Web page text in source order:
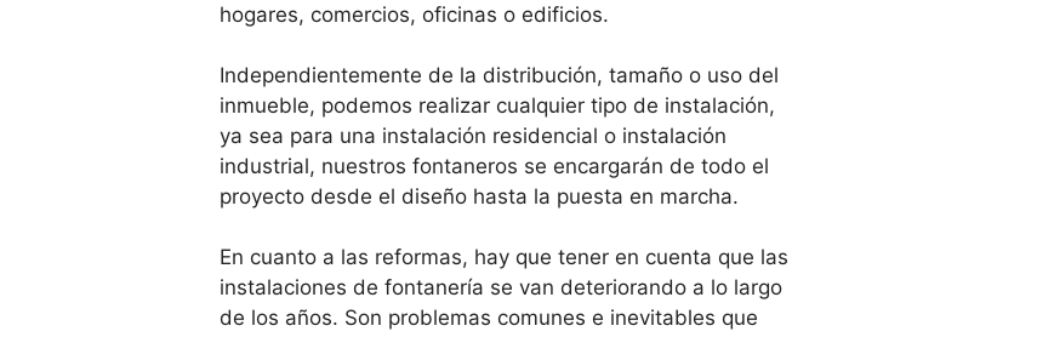
hogares, comercios, oficinas o edificios.
Independientemente de la distribución, tamaño o uso del
inmueble, podemos realizar cualquier tipo de instalación,
ya sea para una instalación residencial o instalación
industrial, nuestros fontaneros se encargarán de todo el
proyecto desde el diseño hasta la puesta en marcha.
En cuanto a las reformas, hay que tener en cuenta que las
instalaciones de fontanería se van deteriorando a lo largo
de los años. Son problemas comunes e inevitables que